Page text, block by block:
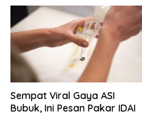
Sempat Viral Gaya ASI
Bubuk, Ini Pesan Pakar IDAI